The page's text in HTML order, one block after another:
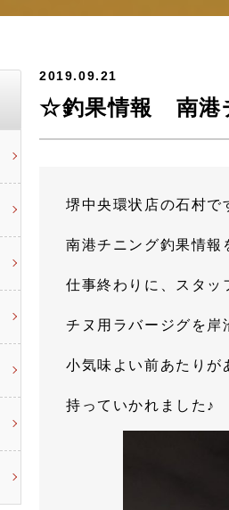
2019.09.21
☆釣果情報 南港
堺中央環状店の石村
南港チニング釣果情報
仕事終わりに、スタッ
チヌ用ラバージグを岸
小気味よい前あたりが
持っていかれました♪